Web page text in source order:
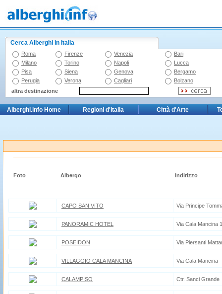
Cerca Alberghi in Italia
Roma Firenze Venezia
Bari
Milano
Torino Napoli
Lucca
Pisa
Siena Genova
Bergamo
Perugia
Verona Cagliari
Bolzano
altra destinazione
Alberghi.info Home Regioni d'Italia Città d'Arte
Foto Albergo Indirizzo
CAPO SAN VITO Via Principe
PANORAMIC HOTEL Via Cala Mancina 1
POSEIDON Via Piersanti
VILLAGGIO CALA MANCINA Via Cala Mancina
CALAMPISO Ctr. Sanci Grande